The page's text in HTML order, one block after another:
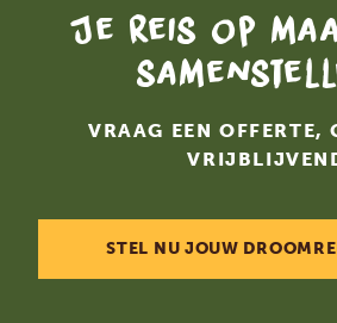
Je reis op
VRAAG EEN OFFERTE,
STEL NU JOUW